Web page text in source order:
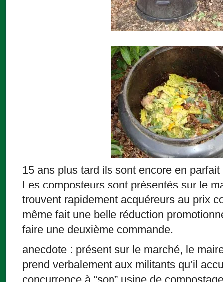
15 ans plus tard ils sont encore en parfait
Les composteurs sont présentés sur le
trouvent rapidement acquéreurs au prix
même fait une belle réduction
faire une deuxième commande.
anecdote : présent sur le marché, le
prend verbalement aux militants qu’il
concurrence à “son” usine de